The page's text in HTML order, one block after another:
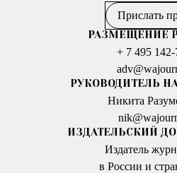
Прислать
РАЗМЕЩЕНИЕ
+ 7 495 142-
РУКОВОДИТЕЛЬ
Никита
ИЗДАТЕЛЬСКИЙ
Издатель
в России и